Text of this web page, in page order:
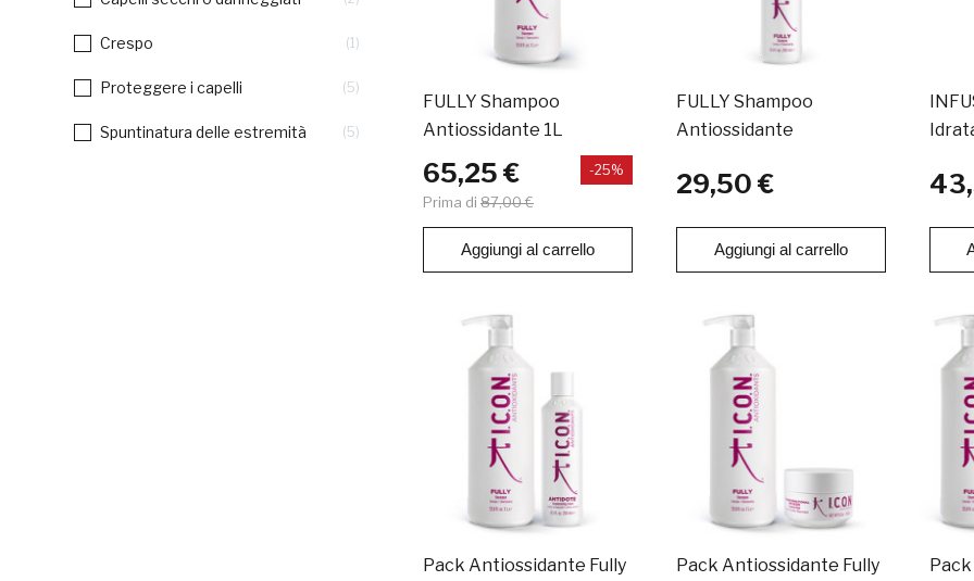
Crespo 1
Proteggere i capelli 5
Spuntinatura delle estremità 5
FULLY Shampoo
Antiossidante 1L
65,25 €
Prima di 87,00 €
-25%
Aggiungi al carrello
FULLY Shampoo
Antiossidante
29,50 €
Aggiungi al carrello
Pack Antiossidante Fully
Pack Antiossidante Fully